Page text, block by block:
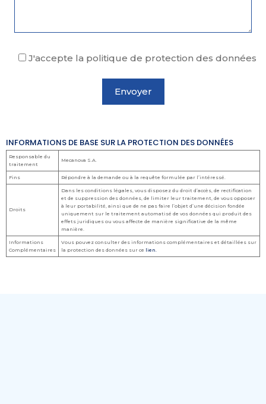
J'accepte la politique de protection des données
INFORMATIONS DE BASE SUR LA PROTECTION DES DONNÉES
Responsable du
traitement
Mecanova S.A.
Fins Répondre à la demande ou à la requête formulée par l’intéressé.
Droits
Dans les conditions légales, vous disposez du droit d’accès, de rectification
et de suppression des données, de limiter leur traitement, de vous opposer
à leur portabilité, ainsi que de ne pas faire l’objet d’une décision fondée
uniquement sur le traitement automatisé de vos données qui produit des
effets juridiques ou vous affecte de manière significative de la même
manière.
Informations
Complémentaires
Vous pouvez consulter des informations complémentaires et détaillées sur
la protection des données sur ce lien.